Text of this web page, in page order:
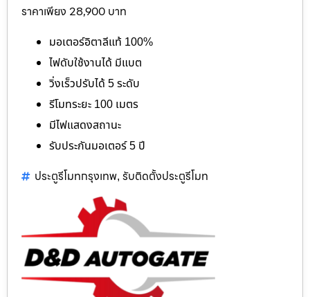
ราคาเพียง 28,900 บาท
มอเตอร์อิตาลีแท้ 100%
ไฟดับใช้งานได้ มีแบต
วิ่งเร็วปรับได้ 5 ระดับ
รีโมทระยะ 100 เมตร
มีไฟแสดงสถานะ
รับประกันมอเตอร์ 5 ปี
ประตูรีโมทกรุงเทพ, รับติดตั้งประตูรีโมท